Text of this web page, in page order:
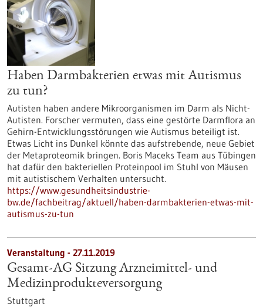
Haben Darmbakterien etwas mit Autismus
zu tun?
Autisten haben andere Mikroorganismen im Darm als Nicht-
Autisten. Forscher vermuten, dass eine gestörte Darmflora an
Gehirn-Entwicklungsstörungen wie Autismus beteiligt ist.
Etwas Licht ins Dunkel könnte das aufstrebende, neue Gebiet
der Metaproteomik bringen. Boris Maceks Team aus Tübingen
hat dafür den bakteriellen Proteinpool im Stuhl von Mäusen
mit autistischem Verhalten untersucht.
https://www.gesundheitsindustrie-
bw.de/fachbeitrag/aktuell/haben-darmbakterien-etwas-mit-
autismus-zu-tun
Veranstaltung - 27.11.2019
Gesamt-AG Sitzung Arzneimittel- und
Medizinprodukteversorgung
Stuttgart